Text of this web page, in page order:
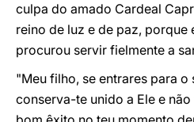
culpa do amado Cardeal
reino de luz e de paz, porque
procurou servir fielmente a
"Meu filho, se entrares para o
conserva-te unido a Ele e